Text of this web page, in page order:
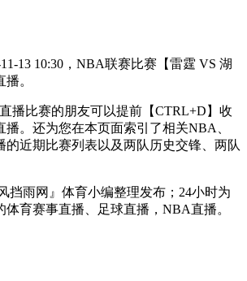
13 10:30，NBA联赛比赛【雷霆 VS 湖
。
播比赛的朋友可以提前【CTRL+D】收
。还为您在本页面索引了相关NBA、
的近期比赛列表以及两队历史交锋、两队
挡雨网』体育小编整理发布；24小时为
育赛事直播、足球直播，NBA直播。